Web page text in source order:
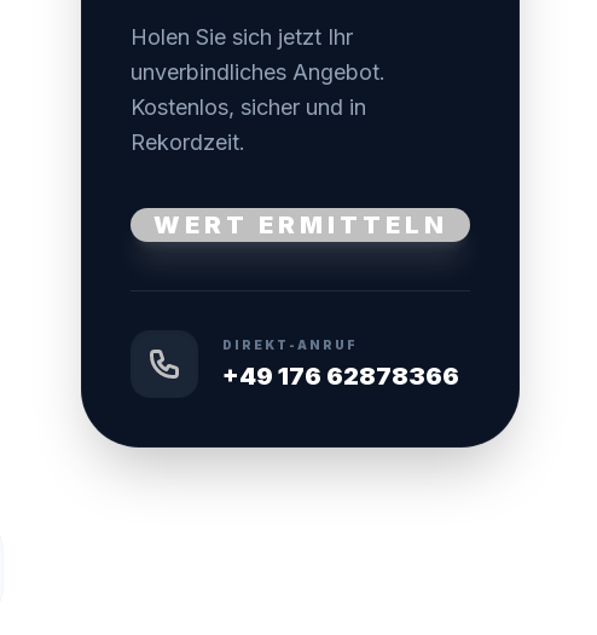
Holen Sie sich jetzt Ihr
unverbindliches Angebot.
Kostenlos, sicher und in
Rekordzeit.
WERT ERMITTELN
DIREKT-ANRUF
+49 176 62878366